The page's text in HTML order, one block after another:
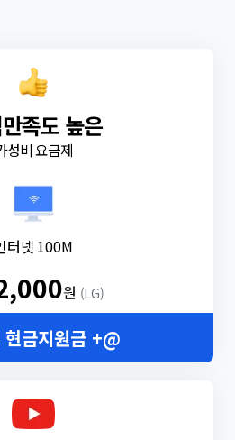
족도 높은
성비 요금제
터넷 100M
원 (LG)
금지원금 +@